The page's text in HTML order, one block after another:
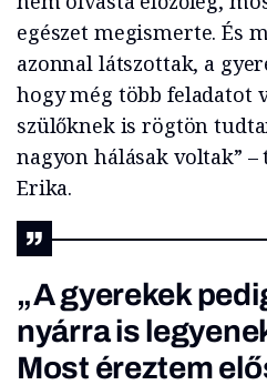
egészet megismerte. És
azonnal látszottak, a
hogy még több feladatot
szülőknek is rögtön
nagyon hálásak voltak” –
Erika.
„A gyerekek
nyárra is
Most éreztem